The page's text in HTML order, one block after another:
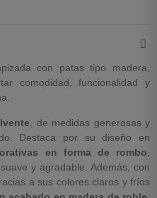
con patas tipo madera,
comodidad, funcionalidad y
, de medidas generosas y
Destaca por su diseño en
en forma de rombo
y agradable. Además, con
a sus colores claros y fríos